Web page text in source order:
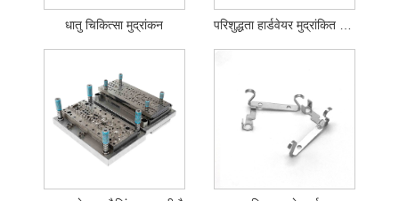
धातु चिकित्सा मुद्रांकन